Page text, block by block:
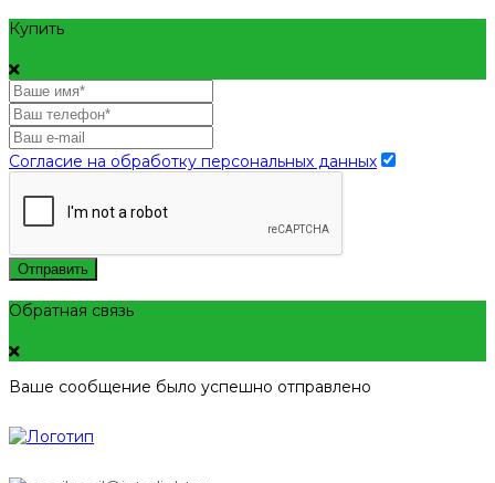
Купить
Согласие на обработку персональных данных
Отправить
Обратная связь
Ваше сообщение было успешно отправлено